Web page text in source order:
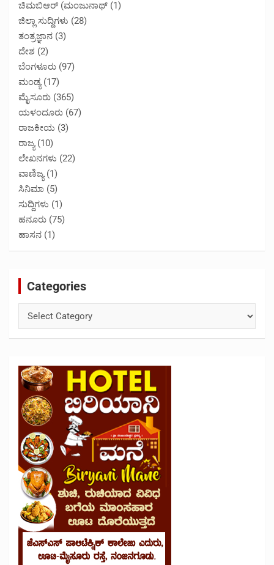
ಚಿಮಬಿಆರ್ (ಮಂಜುನಾಥ್ (1)
ಜಿಲ್ಲಾ ಸುದ್ದಿಗಳು (28)
ತಂತ್ರಜ್ಞಾನ (3)
ದೇಶ (2)
ಬೆಂಗಳೂರು (97)
ಮಂಡ್ಯ(17)
ಮೈಸೂರು (365)
ಯಳಂದೂರು (67)
ರಾಜಕೀಯ (3)
ರಾಜ್ಯ(10)
ಲೇಖನಗಳು (22)
ವಾಣಿಜ್ಯ(1)
ಸಿನಿಮಾ (5)
ಸುದ್ದಿಗಳು (1)
ಹನೂರು (75)
ಹಾಸನ (1)
Categories